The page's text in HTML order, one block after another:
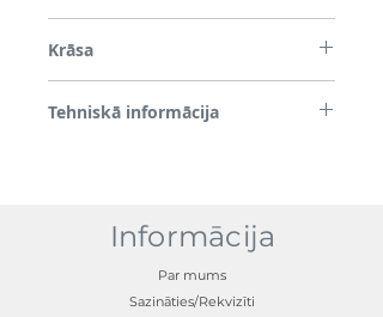
Krāsa
Tehniskā informācija
Informācija
Par mums
Sazināties/Rekvizīti